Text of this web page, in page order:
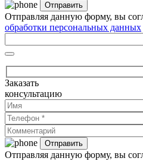
Отправляя данную форму, вы
обработки персональных данных
Заказать
консультацию
Отправляя данную форму, вы